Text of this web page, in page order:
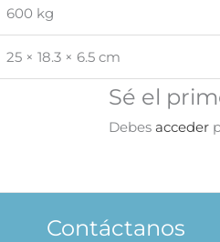
600 kg
25 × 18.3 × 6.5 cm
Sé el
Debes acceder
Contáctanos